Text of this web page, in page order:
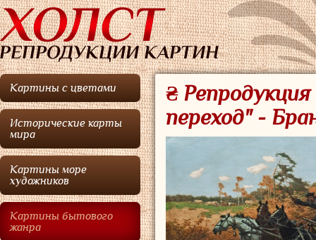
Картины с цветами
Исторические карты
мира
Картины море
художников
Картины бытового
жанра
₴
переход" -